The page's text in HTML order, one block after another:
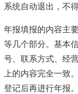
系统自动退出，不
年报填报的内容主
等几个部分。基本
号、联系方式、经
上的内容完全一致
登记后再进行年报